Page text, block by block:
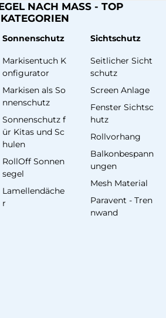
NACH MASS - TOP
KATEGORIEN
Sonnenschutz
Markisentuch K
onfigurator
Markisen als So
nnenschutz
Sonnenschutz f
ür Kitas und Sc
hulen
RollOff Sonnen
segel
Lamellendäche
r
Sichtschutz
Seitlicher Sicht
schutz
Screen Anlage
Fenster Sichtsc
hutz
Rollvorhang
Balkonbespann
ungen
Mesh Material
Paravent - Tren
nwand